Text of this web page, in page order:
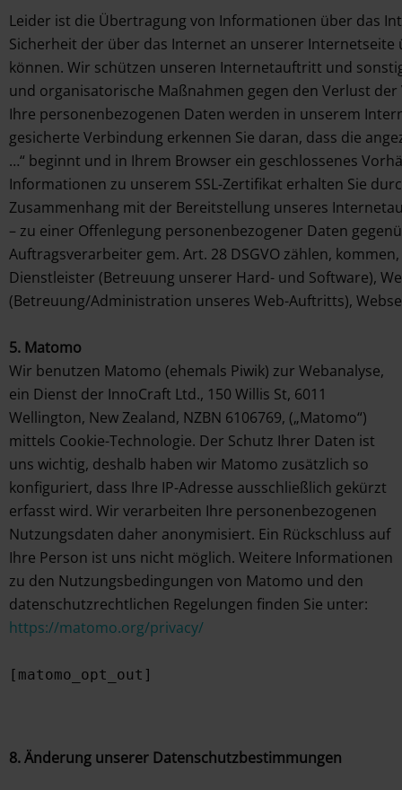
Leider ist die Übertragung von Informationen über das
Sicherheit der über das Internet an unserer
können. Wir schützen unseren Internetauftritt und
und organisatorische Maßnahmen gegen den Verlust
Ihre personenbezogenen Daten werden in unserem
gesicherte Verbindung erkennen Sie daran, dass die
…“ beginnt und in Ihrem Browser ein geschlossenes
Informationen zu unserem SSL-Zertifikat erhalten Sie
Zusammenhang mit der Bereitstellung unseres
– zu einer Offenlegung personenbezogener Daten
Auftragsverarbeiter gem. Art. 28 DSGVO zählen,
Dienstleister (Betreuung unserer Hard- und Software),
(Betreuung/Administration unseres Web-Auftritts),
5. Matomo
Wir benutzen Matomo (ehemals Piwik) zur Webanalyse,
ein Dienst der InnoCraft Ltd., 150 Willis St, 6011
Wellington, New Zealand, NZBN 6106769, („Matomo“)
mittels Cookie-Technologie. Der Schutz Ihrer Daten ist
uns wichtig, deshalb haben wir Matomo zusätzlich so
konfiguriert, dass Ihre IP-Adresse ausschließlich gekürzt
erfasst wird. Wir verarbeiten Ihre personenbezogenen
Nutzungsdaten daher anonymisiert. Ein Rückschluss auf
Ihre Person ist uns nicht möglich. Weitere Informationen
zu den Nutzungsbedingungen von Matomo und den
datenschutzrechtlichen Regelungen finden Sie unter:
https://matomo.org/privacy/
[matomo_opt_out]
8. Änderung unserer Datenschutzbestimmungen